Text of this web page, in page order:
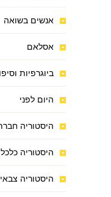
אנשים בשואה
אסלאם
ביוגרפיות
היום לפני
היסטוריה
היסטוריה
היסטוריה